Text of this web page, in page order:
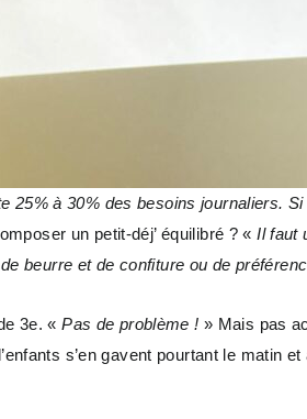
25% à 30% des besoins journaliers.
un petit-déj’ équilibré ? «Il faut
beurre et de confiture ou de
3e. «Pas de problème ! » Mais pas
s’en gavent pourtant le matin